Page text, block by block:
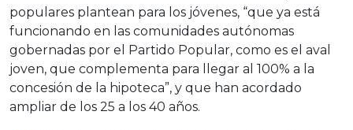
populares plantean para los jóvenes, “que ya está
funcionando en las comunidades autónomas
gobernadas por el Partido Popular, como es el aval
joven, que complementa para llegar al 100% a la
concesión de la hipoteca”, y que han acordado
ampliar de los 25 a los 40 años.